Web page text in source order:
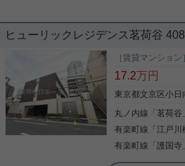
ヒューリックレジデンス茗荷谷 408
［賃貸マンション
17.2万円
東京都文京区小日
丸ノ内線 「茗荷谷
有楽町線 「江戸川
有楽町線 「護国寺